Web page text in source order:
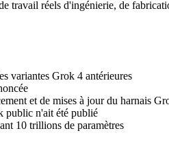
travail réels d'ingénierie, de
variantes Grok 4 antérieures
et de mises à jour du harnais
public n'ait été publié
10 trillions de paramètres